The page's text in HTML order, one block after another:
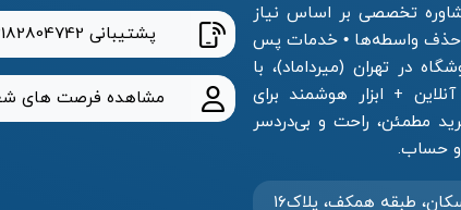
تخصصی بر اساس نیاز
حذف واسطه‌ها • خدمات پس
در تهران (میرداماد)، با
+ ابزار هوشمند برای
مطمئن، راحت و بی‌دردسر
طبقه همکف، پلاک۱۶
پشتیبانی
مشاهده فرصت های